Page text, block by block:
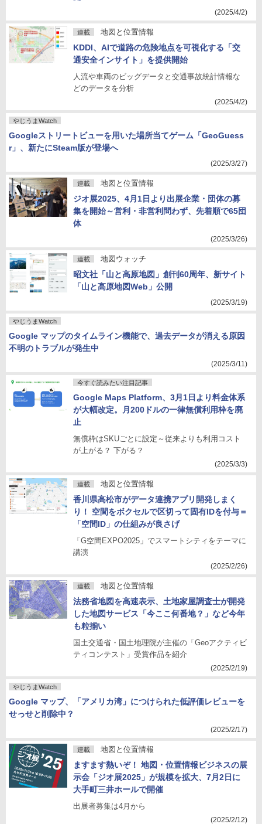
(2025/4/2)
連載 地図と位置情報
KDDI、AIで道路の危険地点を可視化する「交
通安全インサイト」を提供開始
人流や車両のビッグデータと交通事故統計情報な
どのデータを分析
(2025/4/2)
やじうまWatch
Googleストリートビューを用いた場所当てゲーム「GeoGuess
r」、新たにSteam版が登場へ
(2025/3/27)
連載 地図と位置情報
ジオ展2025、4月1日より出展企業・団体の募
集を開始～営利・非営利問わず、先着順で65団
体
(2025/3/26)
連載 地図ウォッチ
昭文社「山と高原地図」創刊60周年、新サイト
「山と高原地図Web」公開
(2025/3/19)
やじうまWatch
Google マップのタイムライン機能で、過去データが消える原因
不明のトラブルが発生中
(2025/3/11)
今すぐ読みたい注目記事
Google Maps Platform、3月1日より料金体系
が大幅改定。月200ドルの一律無償利用枠を廃
止
無償枠はSKUごとに設定～従来よりも利用コスト
が上がる？ 下がる？
(2025/3/3)
連載 地図と位置情報
香川県高松市がデータ連携アプリ開発しまく
り！ 空間をボクセルで区切って固有IDを付与＝
「空間ID」の仕組みが良さげ
「G空間EXPO2025」でスマートシティをテーマに
講演
(2025/2/26)
連載 地図と位置情報
法務省地図を高速表示、土地家屋調査士が開発
した地図サービス「今ここ何番地？」など今年
も粒揃い
国土交通省・国土地理院が主催の「Geoアクティビ
ティコンテスト」受賞作品を紹介
(2025/2/19)
やじうまWatch
Google マップ、「アメリカ湾」につけられた低評価レビューを
せっせと削除中？
(2025/2/17)
連載 地図と位置情報
ますます熱いぞ！ 地図・位置情報ビジネスの展
示会「ジオ展2025」が規模を拡大、7月2日に
大手町三井ホールで開催
出展者募集は4月から
(2025/2/12)